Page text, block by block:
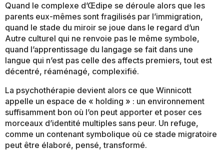
Quand le complexe d’Œdipe se déroule alors que les
parents eux-mêmes sont fragilisés par l’immigration,
quand le stade du miroir se joue dans le regard d’un
Autre culturel qui ne renvoie pas le même symbole,
quand l’apprentissage du langage se fait dans une
langue qui n’est pas celle des affects premiers, tout est
décentré, réaménagé, complexifié.
La psychothérapie devient alors ce que Winnicott
appelle un espace de « holding » : un environnement
suffisamment bon où l’on peut apporter et poser ces
morceaux d’identité multiples sans peur. Un refuge,
comme un contenant symbolique où ce stade migratoire
peut être élaboré, pensé, transformé.